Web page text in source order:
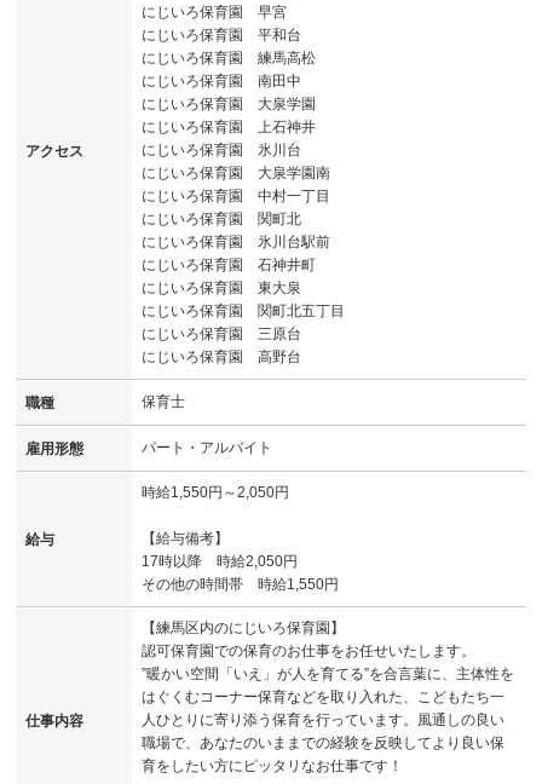
アクセス
にじいろ保育園 早宮
にじいろ保育園 平和台
にじいろ保育園 練馬高松
にじいろ保育園 南田中
にじいろ保育園 大泉学園
にじいろ保育園 上石神井
にじいろ保育園 氷川台
にじいろ保育園 大泉学園南
にじいろ保育園 中村一丁目
にじいろ保育園 関町北
にじいろ保育園 氷川台駅前
にじいろ保育園 石神井町
にじいろ保育園 東大泉
にじいろ保育園 関町北五丁目
にじいろ保育園 三原台
にじいろ保育園 高野台
職種 保育士
雇用形態 パート・アルバイト
給与
時給1,550円～2,050円
【給与備考】
17時以降 時給2,050円
その他の時間帯 時給1,550円
仕事内容
【練馬区内のにじいろ保育園】
認可保育園での保育のお仕事をお任せいたします。
”暖かい空間「いえ」が人を育てる”を合言葉に、主体性を
はぐくむコーナー保育などを取り入れた、こどもたち一
人ひとりに寄り添う保育を行っています。風通しの良い
職場で、あなたのいままでの経験を反映してより良い保
育をしたい方にピッタリなお仕事です！